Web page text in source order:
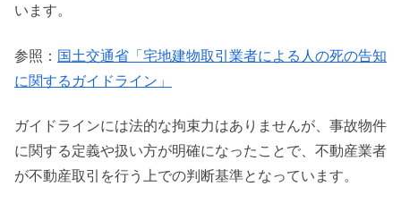
います。
参照： 国土交通省「宅地建物取引業者による人の死の告知
に関するガイドライン」
ガイドラインには法的な拘束力はありませんが、事故物件
に関する定義や扱い方が明確になったことで、不動産業者
が不動産取引を行う上での判断基準となっています。